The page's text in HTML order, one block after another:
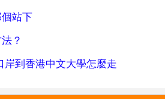
站下
？
到香港中文大學怎麼走